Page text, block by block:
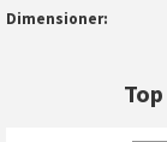
Dimensioner